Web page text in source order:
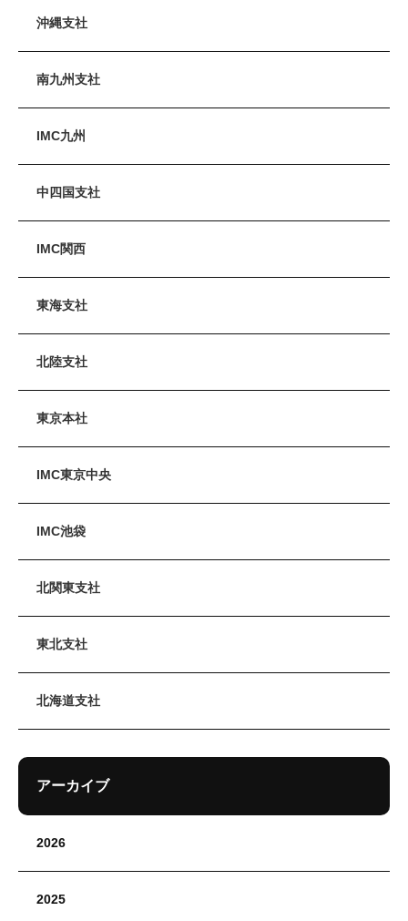
沖縄支社
南九州支社
IMC九州
中四国支社
IMC関西
東海支社
北陸支社
東京本社
IMC東京中央
IMC池袋
北関東支社
東北支社
北海道支社
アーカイブ
2026
2025